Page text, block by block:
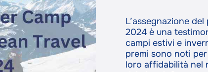
L’assegnazione
2024 è una
campi estivi e
premi sono noti
loro affidabilità nel